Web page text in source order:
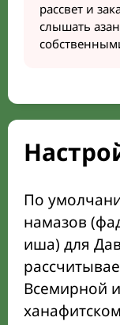
рассвет и
слышать
По
намазов
иша) для
Всемирной